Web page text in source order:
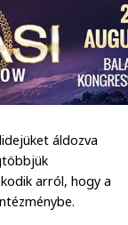
áldozva
arról, hogy a